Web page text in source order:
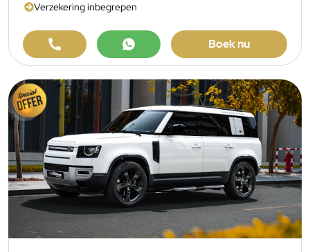
Verzekering inbegrepen
Boek nu